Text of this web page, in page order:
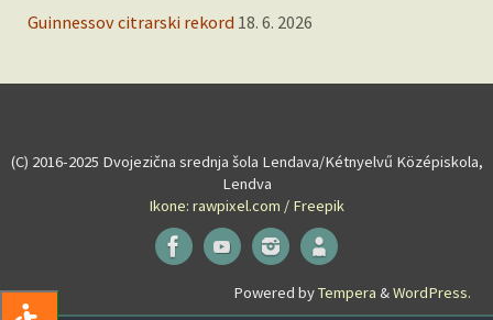
Guinnessov citrarski rekord 18. 6. 2026
(C) 2016-2025 Dvojezična srednja šola Lendava/Kétnyelvű Középiskola,
Lendva
Ikone: rawpixel.com / Freepik
Powered byTempera &WordPress.